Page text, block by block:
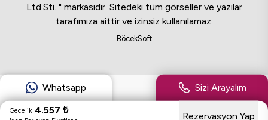
Ltd.Sti. " markasıdır. Sitedeki tüm görseller ve yazılar
tarafımıza aittir ve izinsiz kullanılamaz.
BöcekSoft
Whatsapp Sizi Arayalım
Gecelik 4.557 ₺
Rezervasyon Yap